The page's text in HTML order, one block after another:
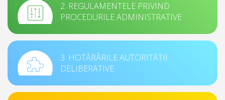
2. REGULAMENTELE PRIVIND
PROCEDURILE ADMINISTRATIVE
3. HOTĂRÂRILE AUTORITĂȚII
DELIBERATIVE